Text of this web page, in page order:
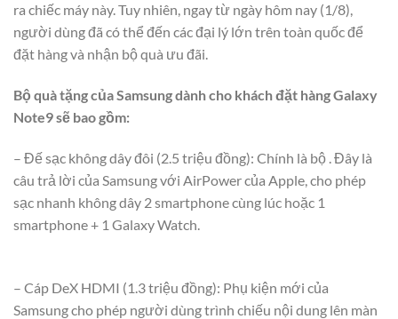
ra chiếc máy này. Tuy nhiên, ngay từ ngày hôm nay (1/8),
người dùng đã có thể đến các đại lý lớn trên toàn quốc để
đặt hàng và nhận bộ quà ưu đãi.
Bộ quà tặng của Samsung dành cho khách đặt hàng Galaxy
Note9 sẽ bao gồm:
– Đế sạc không dây đôi (2.5 triệu đồng): Chính là bộ . Đây là
câu trả lời của Samsung với AirPower của Apple, cho phép
sạc nhanh không dây 2 smartphone cùng lúc hoặc 1
smartphone + 1 Galaxy Watch.
– Cáp DeX HDMI (1.3 triệu đồng): Phụ kiện mới của
Samsung cho phép người dùng trình chiếu nội dung lên màn